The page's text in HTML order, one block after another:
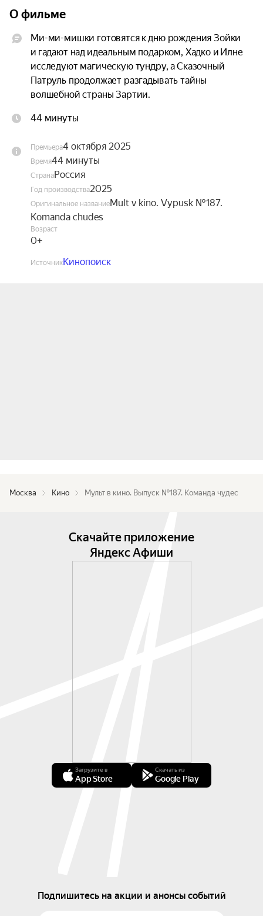
О фильме
Ми-ми-мишки готовятся к дню рождения Зойки
и гадают над идеальным подарком, Хадко и Илне
исследуют магическую тундру, а Сказочный
Патруль продолжает разгадывать тайны
волшебной страны Зартии.
44 минуты
Премьера4 октября 2025
Время44 минуты
СтранаРоссия
Год производства2025
Оригинальное названиеMult v kino. Vypusk №187.
Komanda chudes
Возраст
0+
ИсточникКинопоиск
Москва Кино Мульт в кино. Выпуск №187. Команда чудес
Скачайте приложение
Яндекс Афиши
Загрузите в
App Store
Скачать из
Google Play
Подпишитесь на акции и анонсы событий